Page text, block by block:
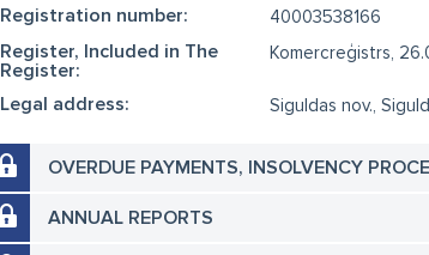
Registration number: 40003538166
Register, Included in The
Register:
Komercreģistrs,
Legal address: Siguldas nov.,
OVERDUE PAYMENTS, INSOLVENCY
ANNUAL REPORTS